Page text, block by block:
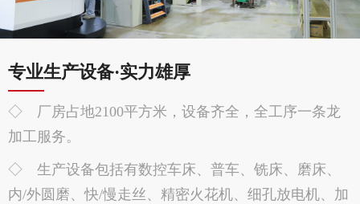
专业生产设备·实力雄厚
◇ 厂房占地2100平方米，设备齐全，全工序一条龙
加工服务。
◇ 生产设备包括有数控车床、普车、铣床、磨床、
内/外圆磨、快/慢走丝、精密火花机、细孔放电机、加